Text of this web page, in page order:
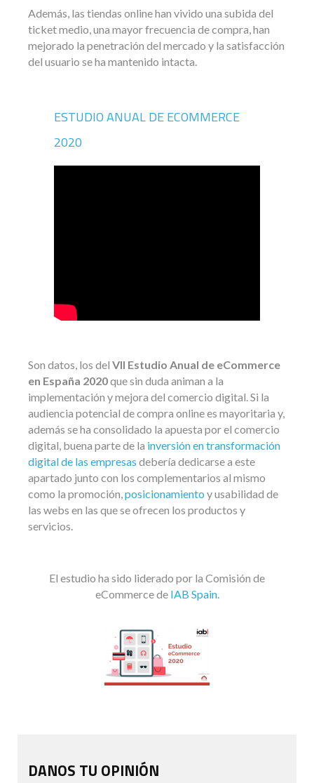
Además, las tiendas online han vivido una subida del
ticket medio, una mayor frecuencia de compra, han
mejorado la penetración del mercado y la satisfacción
del usuario se ha mantenido intacta.
ESTUDIO ANUAL DE ECOMMERCE
2020
Son datos, los del VII Estudio Anual de eCommerce
en España 2020que sin duda animan a la
implementación y mejora del comercio digital. Si la
audiencia potencial de compra online es mayoritaria y,
además se ha consolidado la apuesta por el comercio
digital, buena parte de la inversión en transformación
digital de las empresas debería dedicarse a este
apartado junto con los complementarios al mismo
como la promoción,posicionamiento y usabilidad de
las webs en las que se ofrecen los productos y
servicios.
El estudio ha sido liderado por la Comisión de
eCommerce de IAB Spain.
DANOS TU OPINIÓN